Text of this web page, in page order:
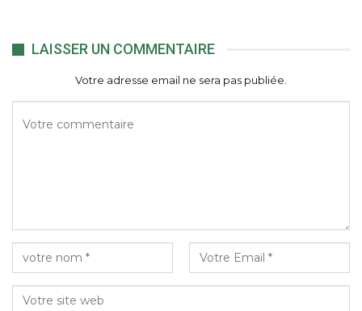
LAISSER UN COMMENTAIRE
Votre adresse email ne sera pas publiée.